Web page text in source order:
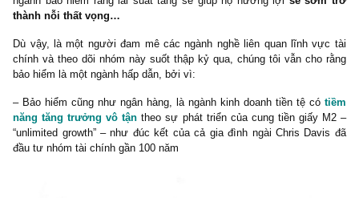
thế chấp mua nhà thả nổi (adjustable-rate mortgage), đây cũng là
khách hàng chiếm tỷ trọng lớn nhất trong kênh bancassurance
hết các DN bảo hiểm.
– Thứ hai, lãi suất tăng sẽ ảnh hưởng đến hàng loạt các doanh
gián tiếp làm suy giảm nhu cầu mua bảo hiểm phi nhân thọ để
kinh doanh của họ.
– Thứ ba, lãi suất tăng sẽ làm danh mục Trái phiếu Chính phủ